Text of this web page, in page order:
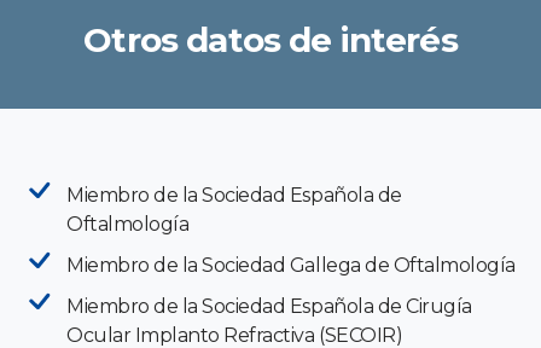
Otros datos de interés
Miembro de la Sociedad Española de
Oftalmología
Miembro de la Sociedad Gallega de Oftalmología
Miembro de la Sociedad Española de Cirugía
Ocular Implanto Refractiva (SECOIR)